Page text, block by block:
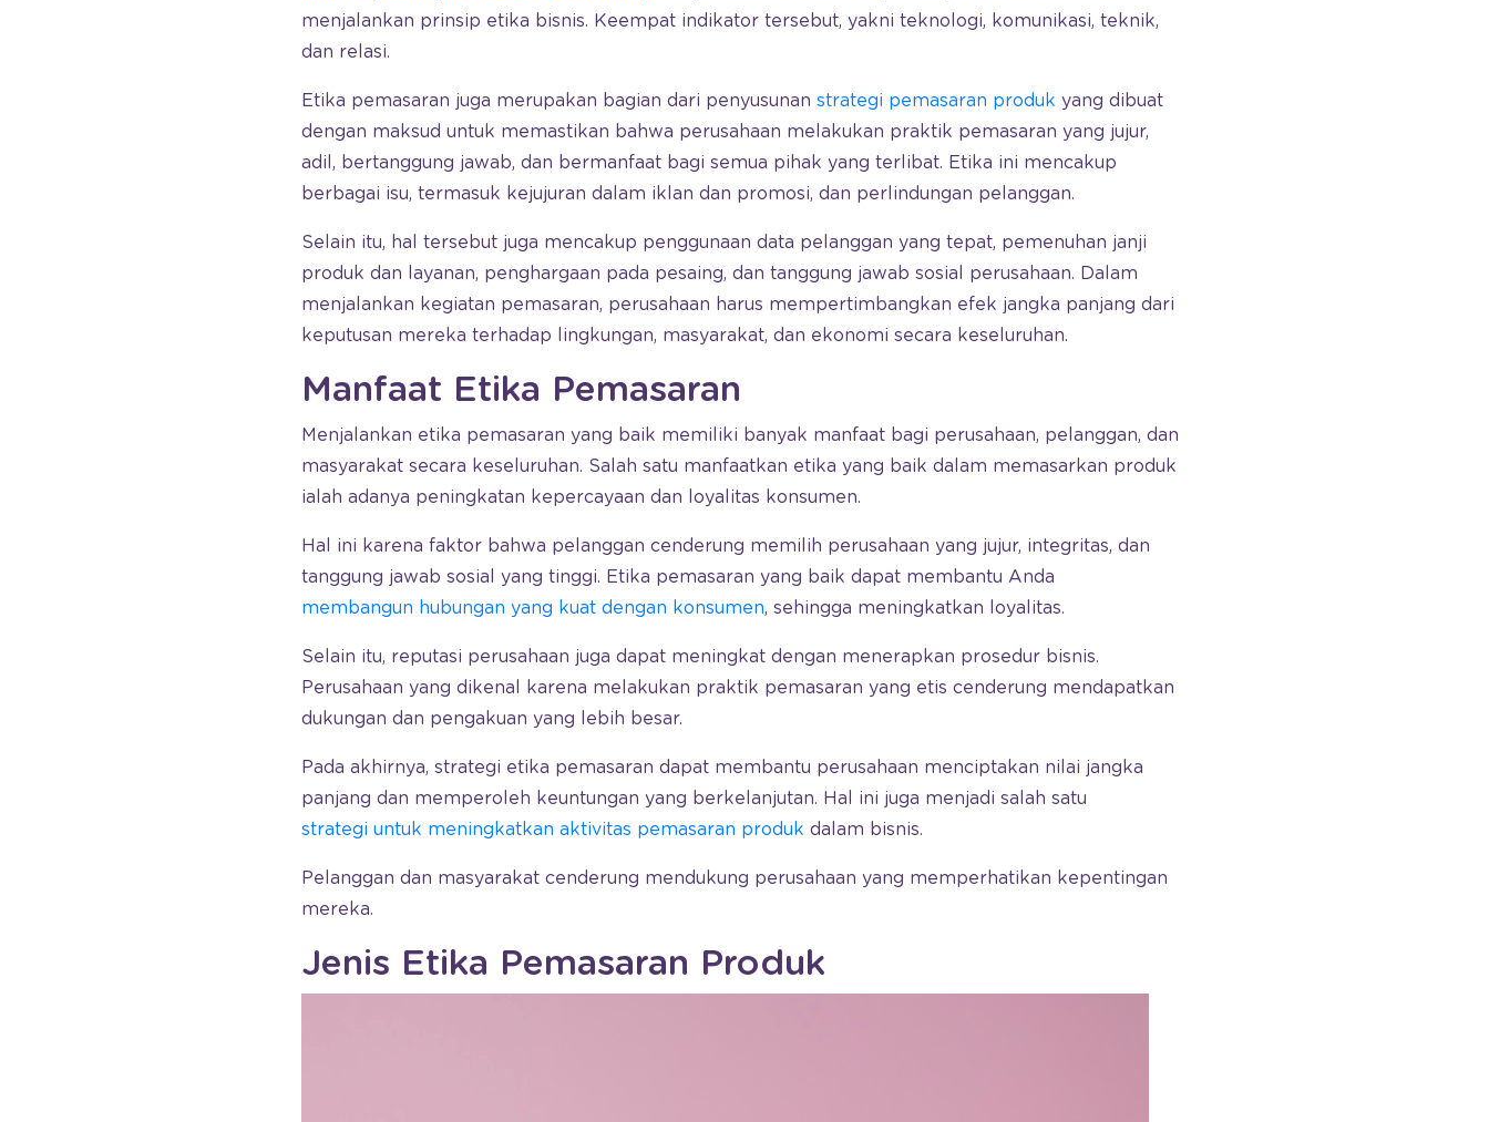
menjalankan prinsip etika bisnis. Keempat indikator tersebut, yakni teknologi, komunikasi, teknik,
dan relasi.
Etika pemasaran juga merupakan bagian dari penyusunan strategi pemasaran produk yang dibuat
dengan maksud untuk memastikan bahwa perusahaan melakukan praktik pemasaran yang jujur,
adil, bertanggung jawab, dan bermanfaat bagi semua pihak yang terlibat. Etika ini mencakup
berbagai isu, termasuk kejujuran dalam iklan dan promosi, dan perlindungan pelanggan.
Selain itu, hal tersebut juga mencakup penggunaan data pelanggan yang tepat, pemenuhan janji
produk dan layanan, penghargaan pada pesaing, dan tanggung jawab sosial perusahaan. Dalam
menjalankan kegiatan pemasaran, perusahaan harus mempertimbangkan efek jangka panjang dari
keputusan mereka terhadap lingkungan, masyarakat, dan ekonomi secara keseluruhan.
Manfaat Etika Pemasaran
Menjalankan etika pemasaran yang baik memiliki banyak manfaat bagi perusahaan, pelanggan, dan
masyarakat secara keseluruhan. Salah satu manfaatkan etika yang baik dalam memasarkan produk
ialah adanya peningkatan kepercayaan dan loyalitas konsumen.
Hal ini karena faktor bahwa pelanggan cenderung memilih perusahaan yang jujur, integritas, dan
tanggung jawab sosial yang tinggi. Etika pemasaran yang baik dapat membantu Anda
membangun hubungan yang kuat dengan konsumen, sehingga meningkatkan loyalitas.
Selain itu, reputasi perusahaan juga dapat meningkat dengan menerapkan prosedur bisnis.
Perusahaan yang dikenal karena melakukan praktik pemasaran yang etis cenderung mendapatkan
dukungan dan pengakuan yang lebih besar.
Pada akhirnya, strategi etika pemasaran dapat membantu perusahaan menciptakan nilai jangka
panjang dan memperoleh keuntungan yang berkelanjutan. Hal ini juga menjadi salah satu
strategi untuk meningkatkan aktivitas pemasaran produk dalam bisnis.
Pelanggan dan masyarakat cenderung mendukung perusahaan yang memperhatikan kepentingan
mereka.
Jenis Etika Pemasaran Produk